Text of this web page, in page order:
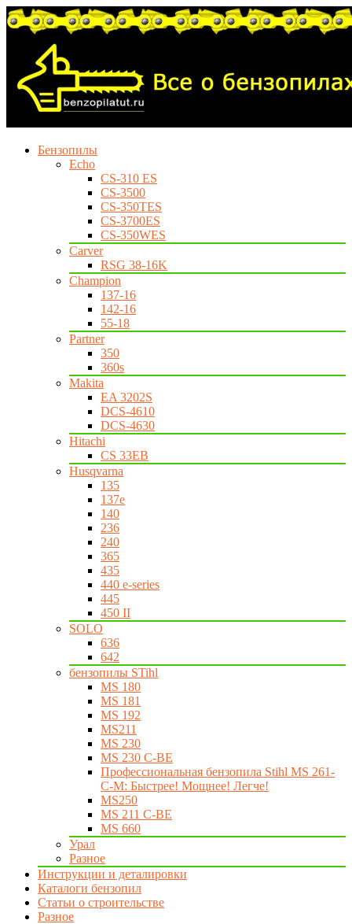
Бензопилы
Echo
CS-310 ES
CS-3500
CS-350TES
CS-3700ES
CS-350WES
Carver
RSG 38-16K
Champion
137-16
142-16
55-18
Partner
350
360s
Makita
EA 3202S
DCS-4610
DCS-4630
Hitachi
CS 33EB
Husqvarna
135
137e
140
236
240
365
435
440 e-series
445
450 II
SOLO
636
642
бензопилы STihl
MS 180
MS 181
MS 192
MS211
MS 230
MS 230 C-BE
Профессиональная бензопила Stihl MS 261-
C-M: Быстрее! Мощнее! Легче!
MS250
MS 211 C-BE
MS 660
Урал
Разное
Инструкции и деталировки
Каталоги бензопил
Статьи о строительстве
Разное